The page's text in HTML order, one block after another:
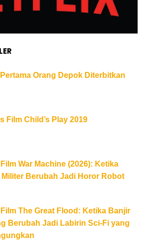
Orang Depok Diterbitkan
Film Child’s Play 2019
War Machine (2026): Ketika
Militer Berubah Jadi Horor Robot
Film The Great Flood: Ketika Banjir
Berubah Jadi Labirin Sci-Fi yang